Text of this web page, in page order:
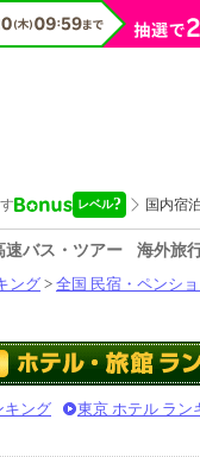
速バス・ツアー
海外旅
ング > 全国 民宿・ペンシ
キング 東京 ホテル ラン